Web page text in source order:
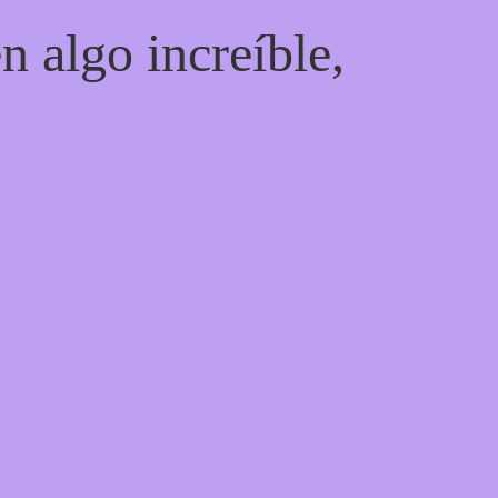
algo increíble,